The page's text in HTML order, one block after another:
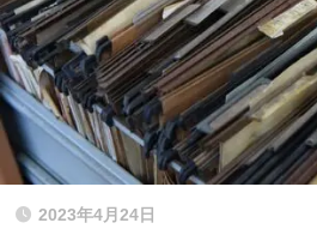
2023年4月24日